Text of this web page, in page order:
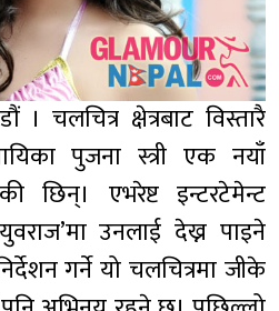
। चलचित्र क्षेत्रबाट विस्तारै
पुजना स्त्री एक नयाँ
छिन्। एभरेष्ट इन्टरटेमेन्ट
उनलाई देख्न पाइने
गर्ने यो चलचित्रमा जीके